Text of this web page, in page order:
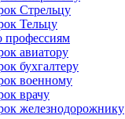
Стрельцу
Тельцу
профессиям
авиатору
бухгалтеру
военному
врачу
железнодорожнику